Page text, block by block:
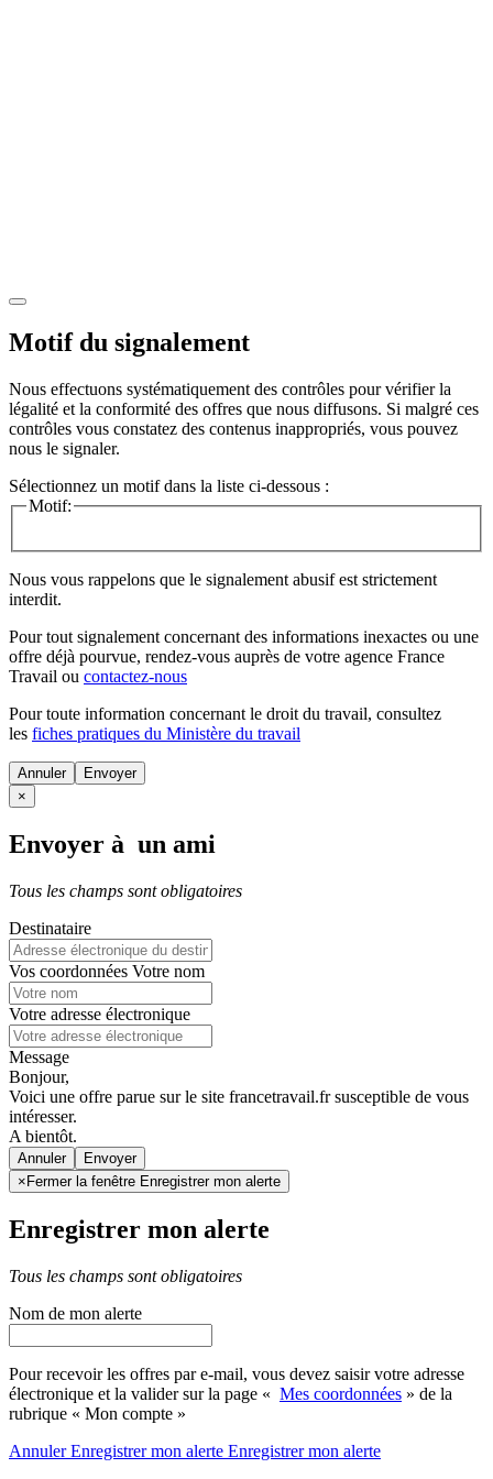
Motif du signalement
Nous effectuons systématiquement des contrôles pour vérifier la
légalité et la conformité des offres que nous diffusons. Si malgré ces
contrôles vous constatez des contenus inappropriés, vous pouvez
nous le signaler.
Sélectionnez un motif dans la liste ci-dessous :
Motif:
Nous vous rappelons que le signalement abusif est strictement
interdit.
Pour tout signalement concernant des informations inexactes ou une
offre déjà pourvue, rendez-vous auprès de votre agence France
Travail ou contactez-nous
Pour toute information concernant le droit du travail, consultez
les fiches pratiques du Ministère du travail
Annuler
×
Envoyer à un ami
Tous les champs sont obligatoires
Destinataire
Vos coordonnées Votre nom
Votre adresse électronique
Message
Bonjour,
Voici une offre parue sur le site francetravail.fr susceptible de vous
intéresser.
A bientôt.
Annuler
× Fermer la fenêtre Enregistrer mon alerte
Enregistrer mon alerte
Tous les champs sont obligatoires
Nom de mon alerte
Pour recevoir les offres par e-mail, vous devez saisir votre adresse
électronique et la valider sur la page « Mes coordonnées » de la
rubrique « Mon compte »
AnnulerEnregistrer mon alerte Enregistrermon alerte